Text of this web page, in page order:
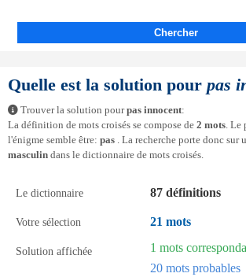
Chercher
Quelle est la solution pour pas
Trouver la solution pourpas innocent:
La définition de mots croisés se compose de 2 mots. Le
l'énigme semble être: pas . La recherche porte donc sur
masculin dans le dictionnaire de mots croisés.
Le dictionnaire 87 définitions
Votre sélection 21 mots
Solution affichée
1 mots
20 mots probables